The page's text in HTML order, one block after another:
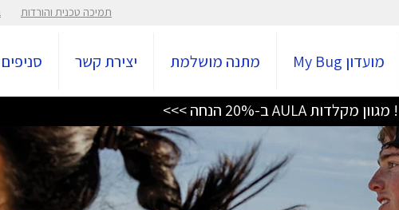
תמיכה טכנית והורדות
מועדון My Bug מתנה מושלמת יצירת קשר סניפים